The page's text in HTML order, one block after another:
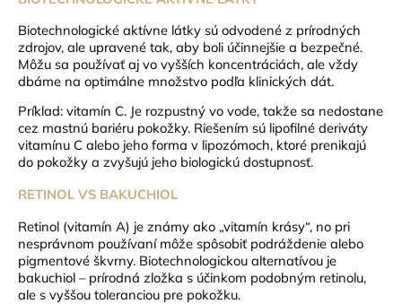
Biotechnologické aktívne látky sú odvodené z prírodných
zdrojov, ale upravené tak, aby boli účinnejšie a bezpečné.
Môžu sa používať aj vo vyšších koncentráciách, ale vždy
dbáme na optimálne množstvo podľa klinických dát.
Príklad: vitamín C. Je rozpustný vo vode, takže sa nedostane
cez mastnú bariéru pokožky. Riešením sú lipofilné deriváty
vitamínu C alebo jeho forma v lipozómoch, ktoré prenikajú
do pokožky a zvyšujú jeho biologickú dostupnosť.
RETINOL VS BAKUCHIOL
Retinol (vitamín A) je známy ako „vitamín krásy“, no pri
nesprávnom používaní môže spôsobiť podráždenie alebo
pigmentové škvrny. Biotechnologickou alternatívou je
bakuchiol – prírodná zložka s účinkom podobným retinolu,
ale s vyššou toleranciou pre pokožku.